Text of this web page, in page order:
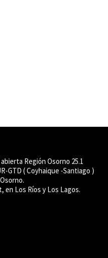
abierta Región Osorno 25.1
GTD ( Coyhaique -Santiago )
en Los Ríos y Los Lagos.